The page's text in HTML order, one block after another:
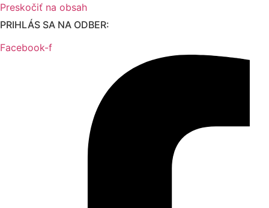
Preskočiť na obsah
PRIHLÁS SA NA ODBER:
Facebook-f